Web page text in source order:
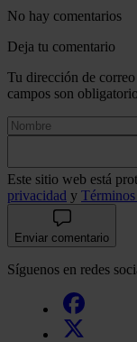
No hay comentarios
Deja tu comentario
Tu dirección de
campos son
Este sitio web está
privacidad y
Enviar comentario
Síguenos en redes